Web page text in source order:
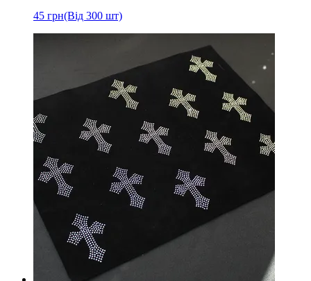
45 грн(Від 300 шт)